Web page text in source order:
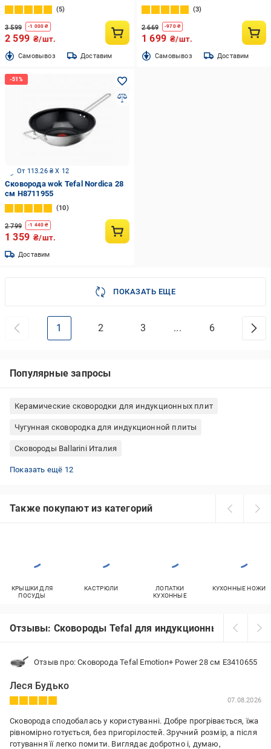
5
3 599 -1 000 ₴
2 599 ₴/шт.
Cамовывоз Доставим
3
2 669 -970₴
1 699 ₴/шт.
Cамовывоз Доставим
От 113.26 ₴ X 12
Сковорода wok Tefal Nordica 28
см H8711955
10
2 799 -1 440 ₴
1 359 ₴/шт.
Доставим
ПОКАЗАТЬ ЕЩЕ
1 2 3 ... 6
Популярные запросы
Керамические сковородки для индукционных плит
Чугунная сковородка для индукционной плиты
Сковороды Ballarini Италия
Сковородки Fissman вок
Сковороды Woll Германия
Сковороды Tefal для индукционных плит
Сковородки вок 26 см
Сковородки Tefal 28 см
Алюминиевые сковородки с антипригарным покрытием
Сковородки алюминиевые вок
Сковородки керамика BergHOFF
Сковородки Tefal вок 28 см
Сковородки Tefal с крышкой
Сковороды с керамическим покрытием вок
Сковородки гранит Италия
Показать ещё 12
Также покупают из категорий
КРЫШКИ ДЛЯ
ПОСУДЫ
КАСТРЮЛИ
ЛОПАТКИ
КУХОННЫЕ
КУХОННЫЕ НОЖИ
Отзывы: Сковороды Tefal для индукционных плит
Отзыв про: Сковорода Tefal Emotion+ Power 28 см E3410655
Леся Будько
07.08.2026
Сковорода сподобалась у користуванні. Добре прогрівається, їжа
рівномірно готується, без пригорілостей. Зручний розмір, а після
готування її легко помити. Виглядає добротно і, думаю,